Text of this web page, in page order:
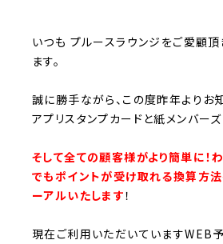
いつも プルースラウンジをご愛顧
ます。
誠に勝手ながら、 この度昨年よりお
アプリスタンプカードと紙メンバー
そして全ての顧客様がより簡単に！
でもポイントが受け取れる換算方法
ーアルいたします！
現在ご利用いただいていますWEB